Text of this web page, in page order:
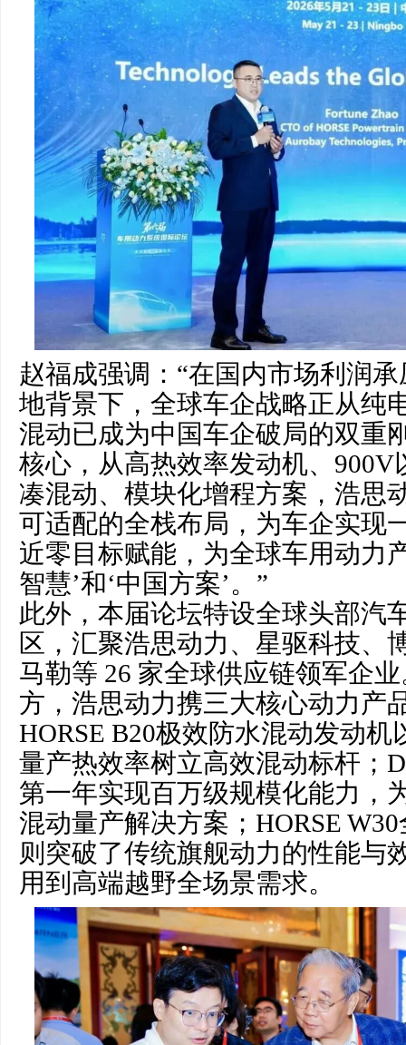
赵福成强调：“在国内市场利润
地背景下，全球车企战略正从纯
混动已成为中国车企破局的双重
核心，从高热效率发动机、900V
凑混动、模块化增程方案，浩思
可适配的全栈布局，为车企实现
近零目标赋能，为全球车用动力
智慧’和‘中国方案’。”
此外，本届论坛特设全球头部汽
区，汇聚浩思动力、星驱科技、
马勒等 26 家全球供应链领军企
方，浩思动力携三大核心动力产
HORSE B20极效防水混动发动机
量产热效率树立高效混动标杆；
第一年实现百万级规模化能力，
混动量产解决方案；HORSE
则突破了传统旗舰动力的性能与
用到高端越野全场景需求。